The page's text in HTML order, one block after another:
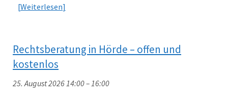
Weiterlesen
Rechtsberatung in Hörde – offen und
kostenlos
25. August 2026 14:00–16:00